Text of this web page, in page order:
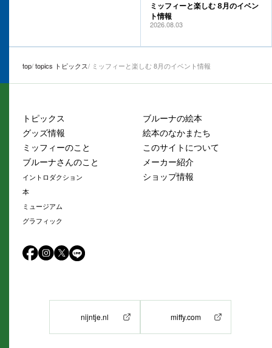
ミッフィーと楽しむ 8月のイベン
ト情報
2026.08.03
top topics トピックス ミッフィーと楽しむ 8月のイベント情報
トピックス
グッズ情報
ミッフィーのこと
ブルーナさんのこと
イントロダクション
本
ミュージアム
グラフィック
ブルーナの絵本
絵本のなかまたち
このサイトについて
メーカー紹介
ショップ情報
nijntje.nl miffy.com